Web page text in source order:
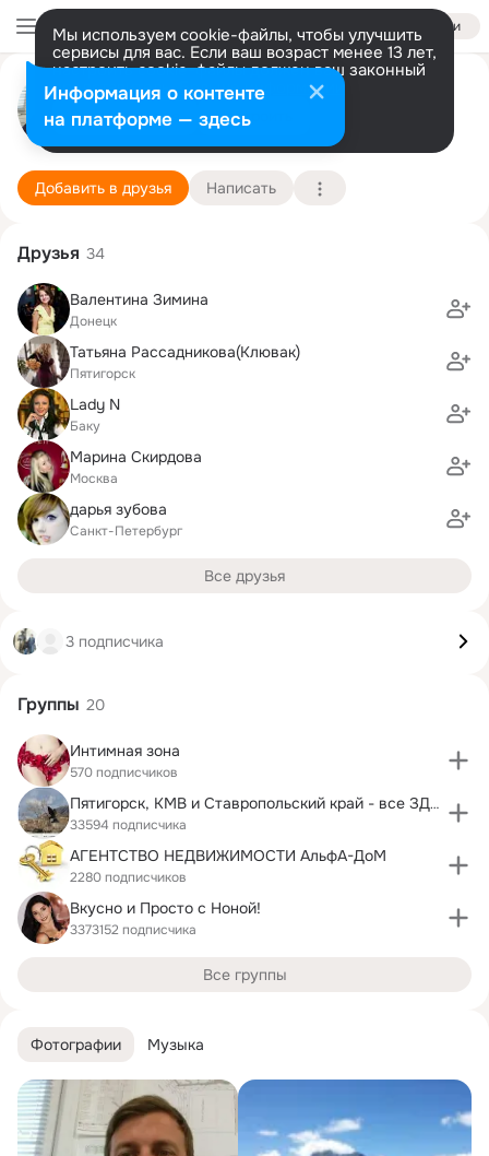
Войти
Мы используем cookie-файлы, чтобы улучшить
сервисы для вас. Если ваш возраст менее 13 лет,
настроить cookie-файлы должен ваш законный
представитель. Больше информации
Разрешить все Настроить
Алексей Вадимович
Пятигорск
30 декабря (49 лет)
Подробнее
Добавить в друзья Написать
Фотографии Музыка
Друзья 34
Валентина Зимина
Донецк
Татьяна Рассадникова(Клювак)
Пятигорск
Lady N
Баку
Марина Скирдова
Москва
дарья зубова
Санкт-Петербург
Все друзья
3 подписчика
Группы 20
Интимная зона
570 подписчиков
Пятигорск, КМВ и Ставропольский край - все ЗДЕСЬ!
33594 подписчика
АГЕНТСТВО НЕДВИЖИМОСТИ АльфА-ДоМ
2280 подписчиков
Вкусно и Просто c Ноной!
3373152 подписчика
Все группы
Информация о контенте
на платформе — здесь